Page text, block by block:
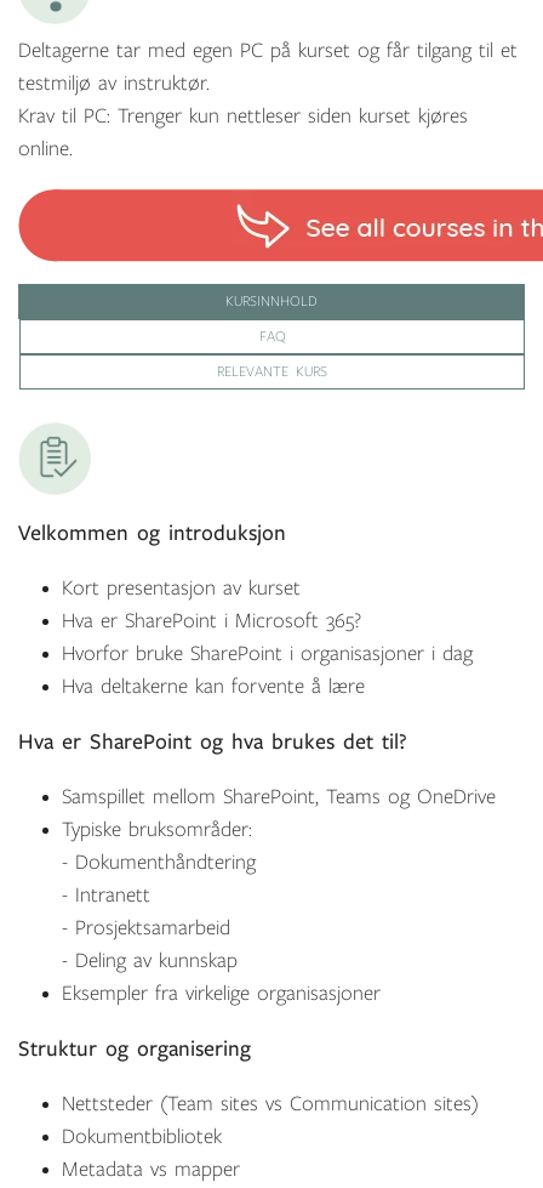
Deltagerne tar med egen PC på kurset og får tilgang til et
testmiljø av instruktør.
Krav til PC: Trenger kun nettleser siden kurset kjøres
online.
KURSINNHOLD
FAQ
RELEVANTE KURS
Velkommen og introduksjon
Kort presentasjon av kurset
Hva er SharePoint i Microsoft 365?
Hvorfor bruke SharePoint i organisasjoner i dag
Hva deltakerne kan forvente å lære
Hva er SharePoint og hva brukes det til?
Samspillet mellom SharePoint, Teams og OneDrive
Typiske bruksområder:
- Dokumenthåndtering
- Intranett
- Prosjektsamarbeid
- Deling av kunnskap
Eksempler fra virkelige organisasjoner
Struktur og organisering
Nettsteder (Team sites vs Communication sites)
Dokumentbibliotek
Metadata vs mapper